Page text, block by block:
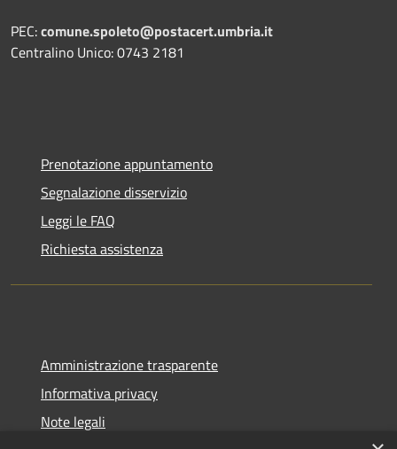
PEC:comune.spoleto@postacert.umbria.it
Centralino Unico: 0743 2181
Prenotazione appuntamento
Segnalazione disservizio
Leggi le FAQ
Richiesta assistenza
Amministrazione trasparente
Informativa privacy
Note legali